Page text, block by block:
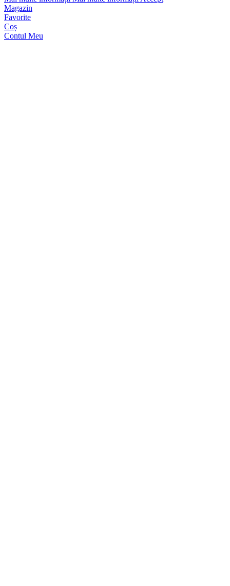
Magazin
Favorite
Coș
Contul Meu